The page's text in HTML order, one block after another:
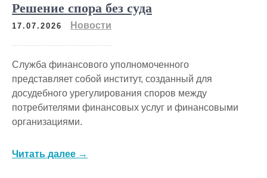
Решение спора без суда
17.07.2026 Новости
Служба финансового уполномоченного
представляет собой институт, созданный для
досудебного урегулирования споров между
потребителями финансовых услуг и финансовыми
организациями.
Читать далее →